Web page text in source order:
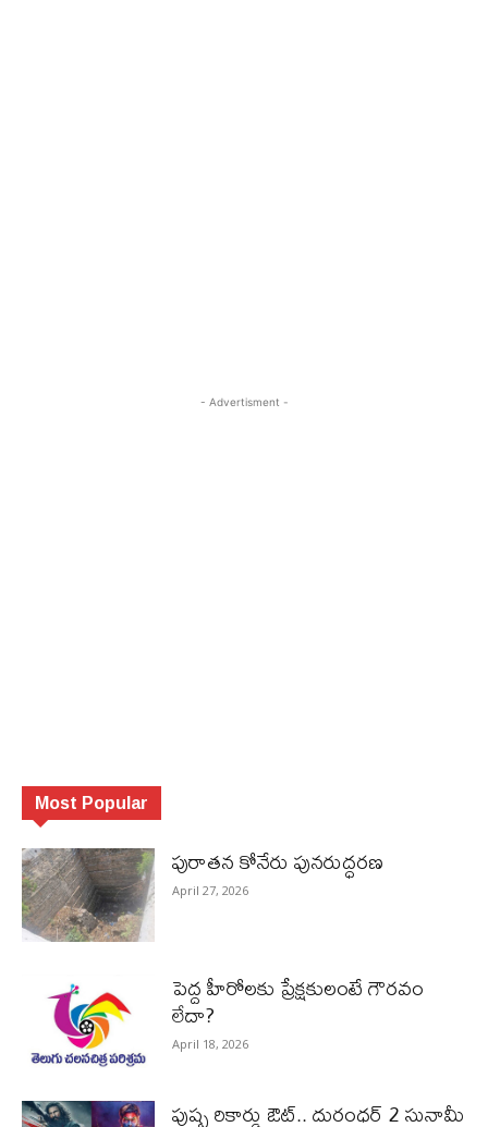
- Advertisment -
Most Popular
పురాత‌న కోనేరు పున‌రుద్ధ‌ర‌ణ
April 27, 2026
పెద్ద హీరోల‌కు ప్రేక్ష‌కులంటే గౌర‌వం
లేదా?
April 18, 2026
పుష్ప రికార్డు ఔట్‌.. దురంధ‌ర్ 2 సునామీ